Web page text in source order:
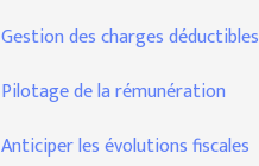
Gestion des charges déductibles
Pilotage de la rémunération
Anticiper les évolutions fiscales